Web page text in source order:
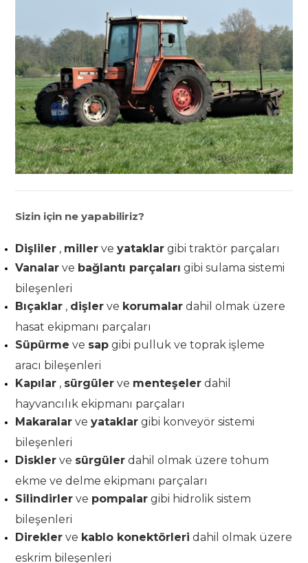
Sizin için ne yapabiliriz?
Dişliler , miller veyataklar gibi traktör parçaları
Vanalar ve bağlantı parçaları gibi sulama sistemi
bileşenleri
Bıçaklar , dişler ve korumalar dahil olmak üzere
hasat ekipmanı parçaları
Süpürme ve sap gibi pulluk ve toprak işleme
aracı bileşenleri
Kapılar , sürgüler ve menteşeler dahil
hayvancılık ekipmanı parçaları
Makaralar veyataklar gibi konveyör sistemi
bileşenleri
Diskler ve sürgüler dahil olmak üzere tohum
ekme ve delme ekipmanı parçaları
Silindirler ve pompalar gibi hidrolik sistem
bileşenleri
Direkler ve kablo konektörleri dahil olmak üzere
eskrim bileşenleri